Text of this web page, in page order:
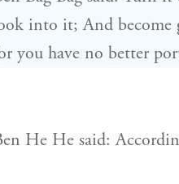
into it; And become
you have no better
He He said: